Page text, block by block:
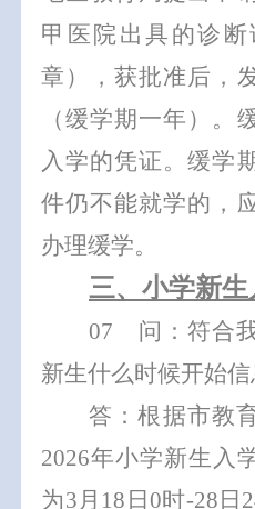
甲 医院出具的诊断
章）
，获批准后，
（缓学期一年 ） 。
入学的凭证。缓学
件仍不能就学的，
办理缓学。
三、小学新生
07
问：符合
新生什么时候开始信
答：根据市教
2026年小学新生入
为3月 18 日 0时-28 日